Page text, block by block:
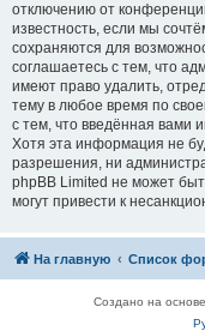
отключению от
известность, если мы
сохраняются для
соглашаетесь с тем, что
имеют право удалить,
тему в любое время по
с тем, что введённая вами
Хотя эта информация не
разрешения, ни
phpBB Limited не может
могут привести к
На главную Список
Создано на основе